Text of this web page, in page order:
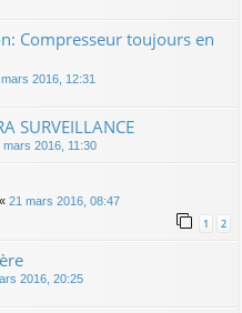
Compresseur toujours en
2016, 12:31
SURVEILLANCE
mars 2016, 11:30
« 21 mars 2016, 08:47
1 2
2016, 20:25